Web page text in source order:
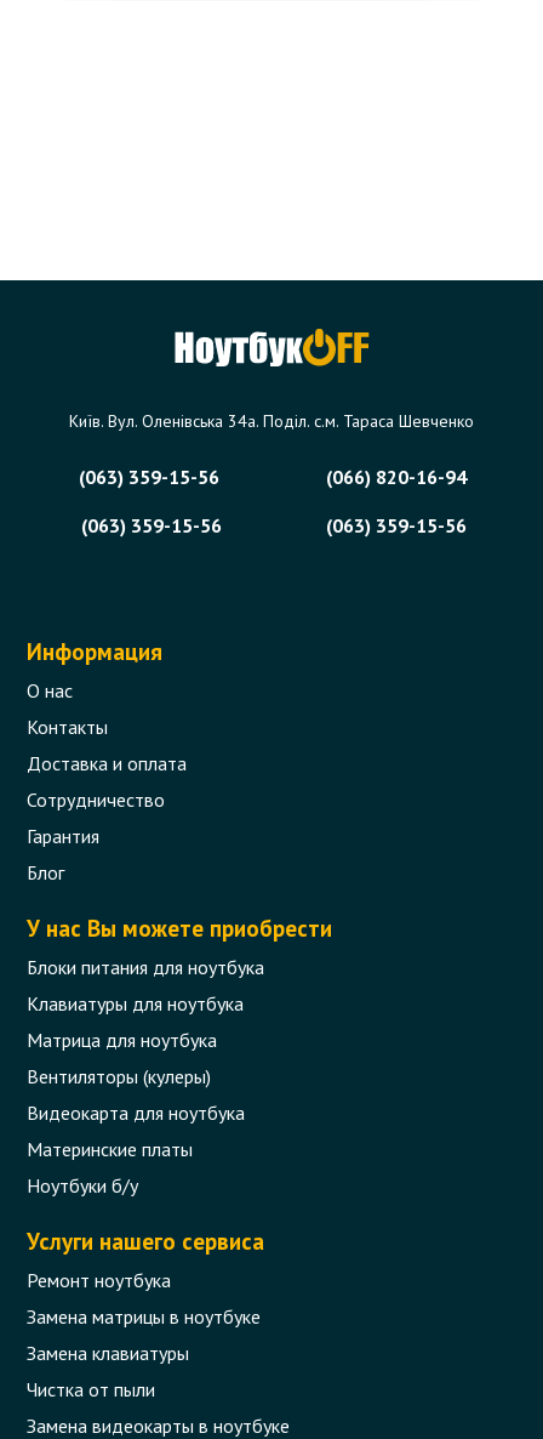
Київ. Вул. Оленівська 34а. Поділ. с.м. Тараса Шевченко
(063) 359-15-56
(066) 820-16-94
(063) 359-15-56
(063) 359-15-56
Информация
О нас
Контакты
Доставка и оплата
Сотрудничество
Гарантия
Блог
У нас Вы можете приобрести
Блоки питания для ноутбука
Клавиатуры для ноутбука
Матрица для ноутбука
Вентиляторы (кулеры)
Видеокарта для ноутбука
Материнские платы
Ноутбуки б/у
Услуги нашего сервиса
Ремонт ноутбука
Замена матрицы в ноутбуке
Замена клавиатуры
Чистка от пыли
Замена видеокарты в ноутбуке